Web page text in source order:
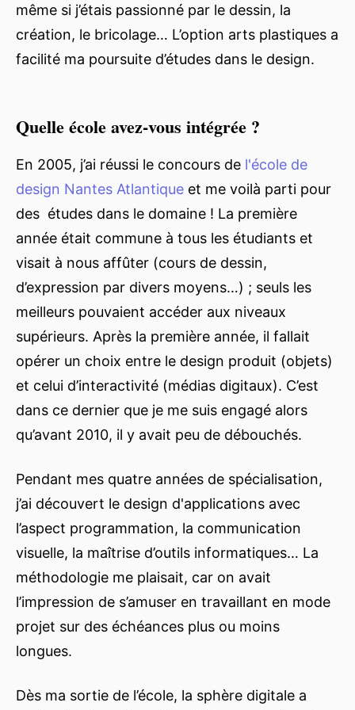
même si j’étais passionné par le dessin, la
création, le bricolage… L’option arts plastiques a
facilité ma poursuite d’études dans le design.
Quelle école avez-vous intégrée ?
En 2005, j’ai réussi le concours de l'école de
design Nantes Atlantique et me voilà parti pour
des études dans le domaine ! La première
année était commune à tous les étudiants et
visait à nous affûter (cours de dessin,
d’expression par divers moyens…) ; seuls les
meilleurs pouvaient accéder aux niveaux
supérieurs. Après la première année, il fallait
opérer un choix entre le design produit (objets)
et celui d’interactivité (médias digitaux). C’est
dans ce dernier que je me suis engagé alors
qu’avant 2010, il y avait peu de débouchés.
Pendant mes quatre années de spécialisation,
j’ai découvert le design d'applications avec
l’aspect programmation, la communication
visuelle, la maîtrise d’outils informatiques… La
méthodologie me plaisait, car on avait
l’impression de s’amuser en travaillant en mode
projet sur des échéances plus ou moins
longues.
Dès ma sortie de l’école, la sphère digitale a